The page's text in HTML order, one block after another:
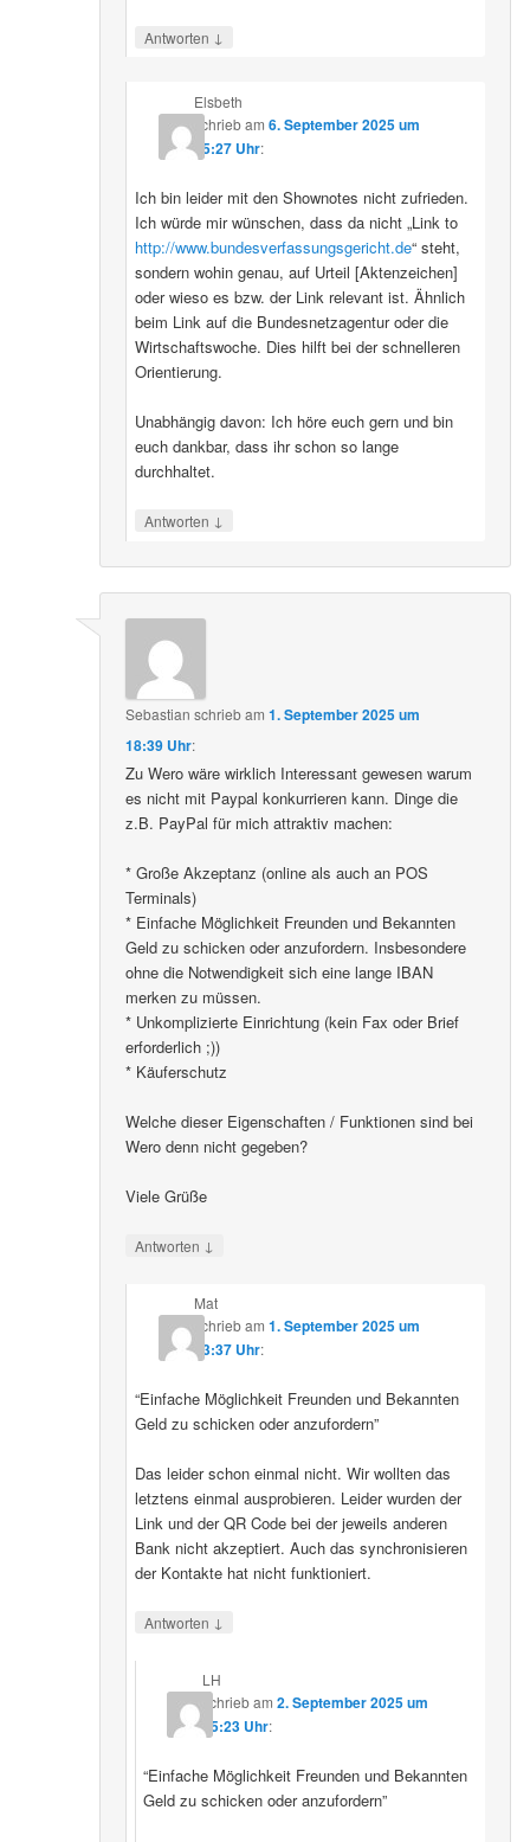
Antworten ↓
Elsbeth
schriebam 6. September 2025 um
15:27 Uhr:
Ich bin leider mit den Shownotes nicht zufrieden.
Ich würde mir wünschen, dass da nicht „Link to
http://www.bundesverfassungsgericht.de“ steht,
sondern wohin genau, auf Urteil [Aktenzeichen]
oder wieso es bzw. der Link relevant ist. Ähnlich
beim Link auf die Bundesnetzagentur oder die
Wirtschaftswoche. Dies hilft bei der schnelleren
Orientierung.
Unabhängig davon: Ich höre euch gern und bin
euch dankbar, dass ihr schon so lange
durchhaltet.
Antworten ↓
Sebastian schriebam1. September 2025 um
18:39 Uhr:
Zu Wero wäre wirklich Interessant gewesen warum
es nicht mit Paypal konkurrieren kann. Dinge die
z.B. PayPal für mich attraktiv machen:
* Große Akzeptanz (online als auch an POS
Terminals)
* Einfache Möglichkeit Freunden und Bekannten
Geld zu schicken oder anzufordern. Insbesondere
ohne die Notwendigkeit sich eine lange IBAN
merken zu müssen.
* Unkomplizierte Einrichtung (kein Fax oder Brief
erforderlich ;))
* Käuferschutz
Welche dieser Eigenschaften / Funktionen sind bei
Wero denn nicht gegeben?
Viele Grüße
Antworten ↓
Mat
schriebam 1. September 2025 um
23:37 Uhr:
“Einfache Möglichkeit Freunden und Bekannten
Geld zu schicken oder anzufordern”
Das leider schon einmal nicht. Wir wollten das
letztens einmal ausprobieren. Leider wurden der
Link und der QR Code bei der jeweils anderen
Bank nicht akzeptiert. Auch das synchronisieren
der Kontakte hat nicht funktioniert.
Antworten ↓
LH
schriebam2. September 2025 um
15:23 Uhr:
“Einfache Möglichkeit Freunden und Bekannten
Geld zu schicken oder anzufordern”